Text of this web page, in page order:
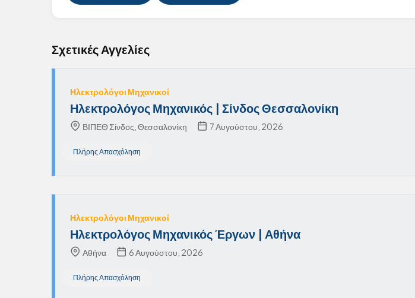
Σχετικές Αγγελίες
Ηλεκτρολόγοι Μηχανικοί
Ηλεκτρολόγος Μηχανικός | Σίνδος Θεσσαλονίκη
ΒΙΠΕΘ Σίνδος, Θεσσαλονίκη 7 Αυγούστου, 2026
Πλήρης Απασχόληση
Ηλεκτρολόγοι Μηχανικοί
Ηλεκτρολόγος Μηχανικός Έργων | Αθήνα
Αθήνα 6 Αυγούστου, 2026
Πλήρης Απασχόληση